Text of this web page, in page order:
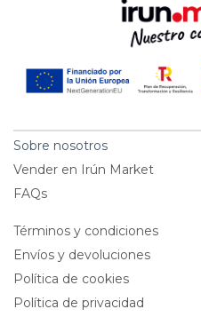
Sobre nosotros
Vender en Irún Market
FAQs
Términos y condiciones
Envíos y devoluciones
Política de cookies
Política de privacidad